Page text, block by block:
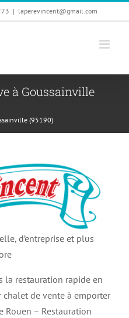
| laperevincent@gmail.com
à Goussainville
(95190)
d’entreprise et plus
la restauration rapide en
de vente à emporter
Rouen – Restauration